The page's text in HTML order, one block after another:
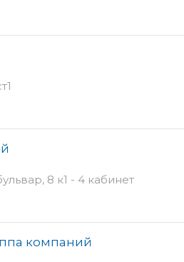
8 к1 - 4 кабинет
компаний